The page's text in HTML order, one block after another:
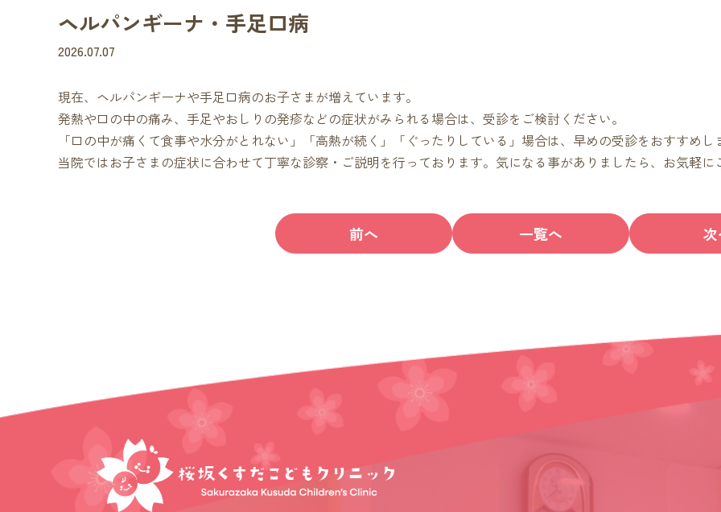
ヘルパンギーナ・手足口病
2026.07.07
現在、ヘルパンギーナや手足口病のお子さまが増えています。
発熱や口の中の痛み、手足やおしりの発疹などの症状がみられる場合は、受診をご検討ください。
「口の中が痛くて食事や水分がとれない」「高熱が続く」「ぐったりしている」場合は、早めの受診をおすすめし
当院ではお子さまの症状に合わせて丁寧な診察・ご説明を行っております。気になる事がありましたら、お気軽に
前へ 一覧へ